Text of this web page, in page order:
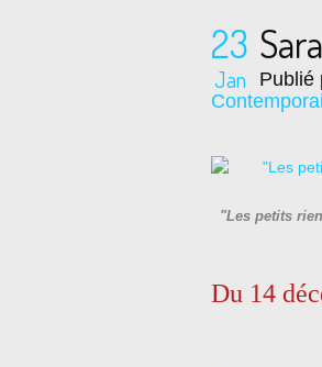
23
Jan Publié
"Les petits
Du 14